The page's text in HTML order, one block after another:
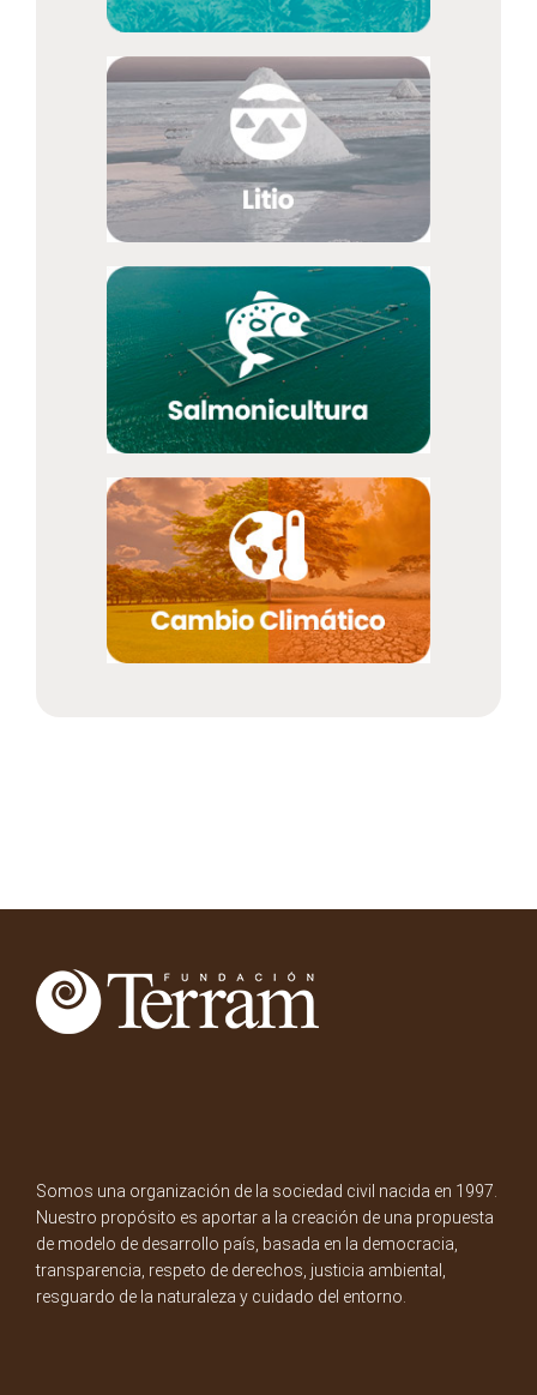
Somos una organización de la sociedad civil nacida en 1997.
Nuestro propósito es aportar a la creación de una propuesta
de modelo de desarrollo país, basada en la democracia,
transparencia, respeto de derechos, justicia ambiental,
resguardo de la naturaleza y cuidado del entorno.